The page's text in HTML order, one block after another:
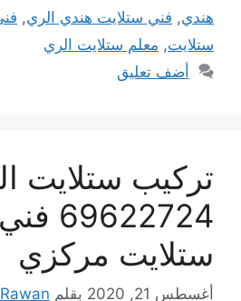
هندي, فني ستلايت هندي الري,
ستلايت, معلم ستلايت الري
أضف تعليق
تركيب ستلايت
ستلايت مركزي
أغسطس 21, 2020 بقلم Rawan